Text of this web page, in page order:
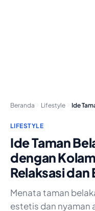
Beranda Lifestyle
LIFESTYLE
Ide Taman
dengan
Relaksasi dan
Menata taman
estetis dan nyaman